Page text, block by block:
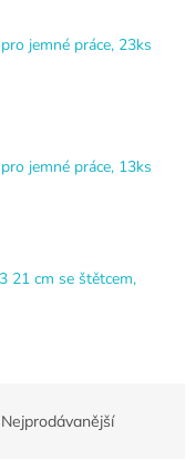
jemné práce, 23ks
jemné práce, 13ks
21 cm se štětcem,
Nejprodávanější